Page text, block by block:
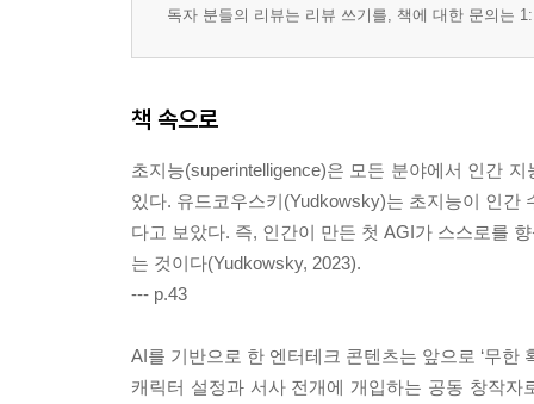
8장 딥페이크 영상에 관한 헌법적 소고 / 홍순건
3. 딥페이크와 표현의 자유
5. 국내 딥페이크 규제 체제의 개선 방향과 한계
6. 마치며
9장 미디어와 AI 학습 데이터를 둘러싼 분쟁과 전
1. 문제의 발단
3. AI 학습 데이터 이용의 법적 현안
4. AI 학습 데이터 새로운 시장의 가능성
독자 분들의 리뷰는 리뷰 쓰기를, 책에 대한 문의는
책 속으로
초지능(superintelligence)은 모든 분야에서 인간
있다. 유드코우스키(Yudkowsky)는 초지능이 인간
다고 보았다. 즉, 인간이 만든 첫 AGI가 스스로를
는 것이다(Yudkowsky, 2023).
--- p.43
AI를 기반으로 한 엔터테크 콘텐츠는 앞으로 ‘무
캐릭터 설정과 서사 전개에 개입하는 공동 창작